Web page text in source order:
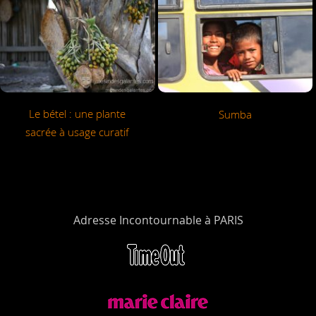
Le bétel : une plante
sacrée à usage curatif
Sumba
Adresse Incontournable à PARIS